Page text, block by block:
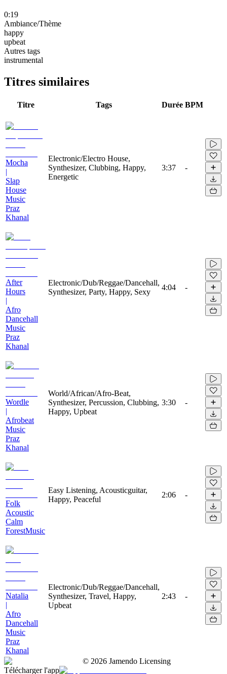
0:19
Ambiance/Thème
happy
upbeat
Autres tags
instrumental
Titres similaires
Titre Tags Durée BPM
Mocha
|
Slap
House
Music
Praz
Khanal
Electronic/Electro House,
Synthesizer, Clubbing, Happy,
Energetic
3:37 -
After
Hours
|
Afro
Dancehall
Music
Praz
Khanal
Electronic/Dub/Reggae/Dancehall,
Synthesizer, Party, Happy, Sexy
4:04 -
Wordle
|
Afrobeat
Music
Praz
Khanal
World/African/Afro-Beat,
Synthesizer, Percussion, Clubbing,
Happy, Upbeat
3:30 -
Folk
Acoustic
Calm
ForestMusic
Easy Listening, Acousticguitar,
Happy, Peaceful
2:06 -
Natalia
|
Afro
Dancehall
Music
Praz
Khanal
Electronic/Dub/Reggae/Dancehall,
Synthesizer, Travel, Happy,
Upbeat
2:43 -
© 2026 Jamendo Licensing
Télécharger l'app